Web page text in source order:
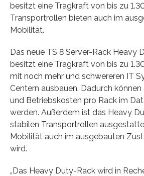
besitzt eine Tragkraft von bis zu
Transportrollen bieten auch im
Mobilität.
Das neue TS 8 Server-Rack Heavy
besitzt eine Tragkraft von bis zu
mit noch mehr und schwereren IT
Centern ausbauen. Dadurch
und Betriebskosten pro Rack im
werden. Außerdem ist das Heavy
stabilen Transportrollen
Mobilität auch im ausgebauten
wird.
„Das Heavy Duty-Rack wird in